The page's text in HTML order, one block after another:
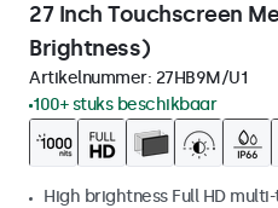
27 Inch Touchscreen
Brightness)
Artikelnummer: 27HB9M/U1
100+ stuks beschikbaar
High brightness Full HD